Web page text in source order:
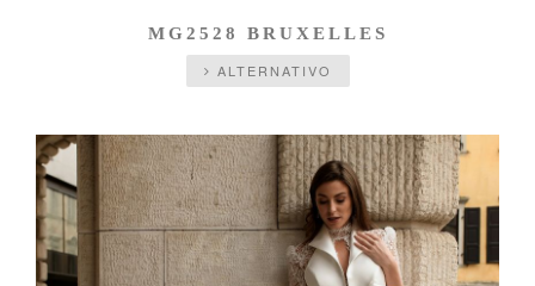
MG2528 BRUXELLES
ALTERNATIVO